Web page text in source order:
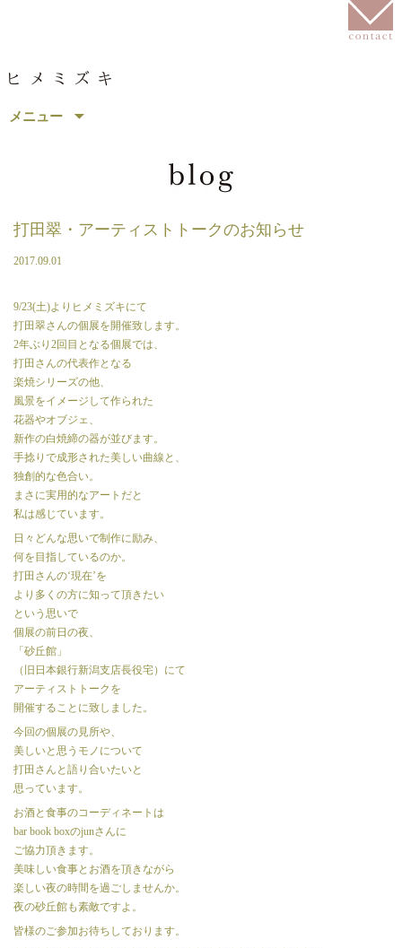
メニュー
ン
動
打田翠・アーティストトークのお知らせ
2017.09.01
9/23(土)よりヒメミズキにて
打田翠さんの個展を開催致します。
2年ぶり2回目となる個展では、
打田さんの代表作となる
楽焼シリーズの他、
風景をイメージして作られた
花器やオブジェ、
新作の白焼締の器が並びます。
手捻りで成形された美しい曲線と、
独創的な色合い。
まさに実用的なアートだと
私は感じています。
日々どんな思いで制作に励み、
何を目指しているのか。
打田さんの‘現在’を
より多くの方に知って頂きたい
という思いで
個展の前日の夜、
「砂丘館」
（旧日本銀行新潟支店長役宅）にて
アーティストトークを
開催することに致しました。
今回の個展の見所や、
美しいと思うモノについて
打田さんと語り合いたいと
思っています。
お酒と食事のコーディネートは
bar book boxのjunさんに
ご協力頂きます。
美味しい食事とお酒を頂きながら
楽しい夜の時間を過ごしませんか。
夜の砂丘館も素敵ですよ。
皆様のご参加お待ちしております。